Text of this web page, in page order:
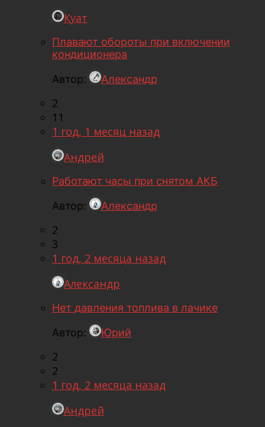
Куат
Плавают обороты при включении
кондиционера
Автор:
Александр
2
11
1 год, 1 месяц назад
Андрей
Работают часы при снятом АКБ
Автор:
Александр
2
3
1 год, 2 месяца назад
Александр
Нет давления топлива в лачике
Автор:
Юрий
2
2
1 год, 2 месяца назад
Андрей